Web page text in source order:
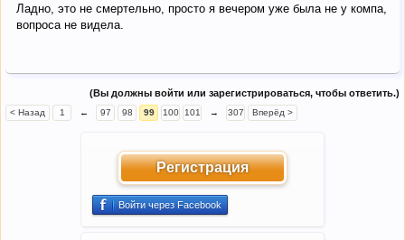
Ладно, это не смертельно, просто я вечером уже была не у компа,
вопроса не видела.
(Вы должны войти или зарегистрироваться, чтобы ответить.)
< Назад 1 ← 97 98 99 100 101 → 307 Вперёд >
Регистрация
Войти через Facebook